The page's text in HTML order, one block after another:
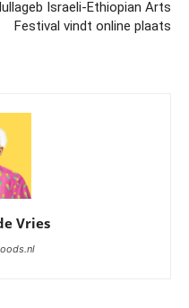
Israeli-Ethiopian Arts
Festival vindt online plaats
Vries